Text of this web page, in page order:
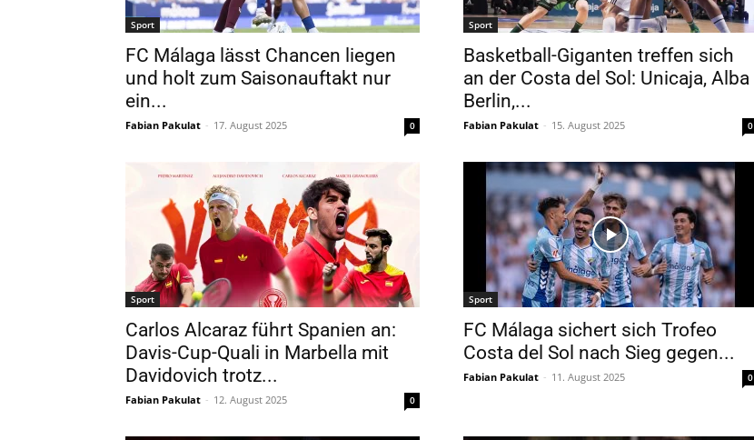
Sport
FC Málaga lässt Chancen liegen
und holt zum Saisonauftakt nur
ein...
Fabian Pakulat - 17. August 2025 0
Sport
Basketball-Giganten treffen sich
an der Costa del Sol: Unicaja, Alba
Berlin,...
Fabian Pakulat - 15. August 2025 0
Sport
Carlos Alcaraz führt Spanien an:
Davis-Cup-Quali in Marbella mit
Davidovich trotz...
Fabian Pakulat - 12. August 2025 0
Sport
FC Málaga sichert sich Trofeo
Costa del Sol nach Sieg gegen...
Fabian Pakulat - 11. August 2025 0